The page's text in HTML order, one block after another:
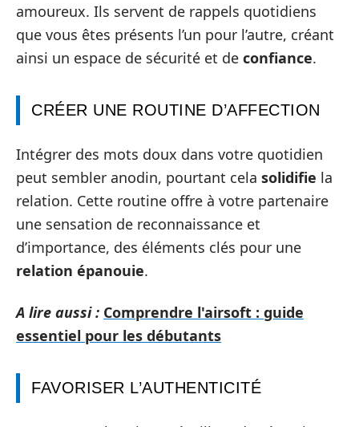
amoureux. Ils servent de rappels quotidiens
que vous êtes présents l’un pour l’autre, créant
ainsi un espace de sécurité et de confiance.
CRÉER UNE ROUTINE D’AFFECTION
Intégrer des mots doux dans votre quotidien
peut sembler anodin, pourtant cela solidifie la
relation. Cette routine offre à votre partenaire
une sensation de reconnaissance et
d’importance, des éléments clés pour une
relation épanouie.
A lire aussi : Comprendre l'airsoft : guide
essentiel pour les débutants
FAVORISER L’AUTHENTICITÉ